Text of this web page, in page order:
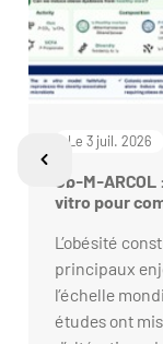
Le 3 juil. 2026
Ob-M-
vitro pour
L’obésité
principaux
l’échelle
études ont